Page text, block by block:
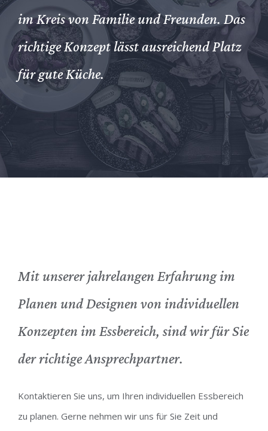
im Kreis von Familie und Freunden. Das
richtige Konzept lässt ausreichend Platz
für gute Küche.
Mit unserer jahrelangen Erfahrung im
Planen und Designen von individuellen
Konzepten im Essbereich, sind wir für Sie
der richtige Ansprechpartner.
Kontaktieren Sie uns, um Ihren individuellen Essbereich
zu planen. Gerne nehmen wir uns für Sie Zeit und